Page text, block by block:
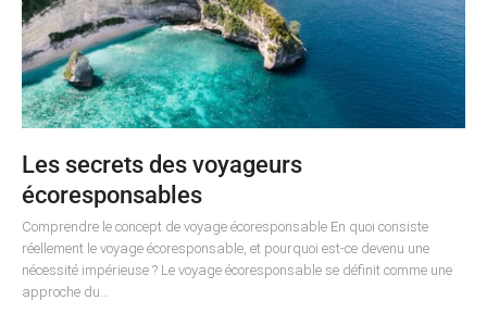
Les secrets des voyageurs
écoresponsables
Comprendre le concept de voyage écoresponsable En quoi consiste
réellement le voyage écoresponsable, et pourquoi est-ce devenu une
nécessité impérieuse ? Le voyage écoresponsable se définit comme une
approche du…